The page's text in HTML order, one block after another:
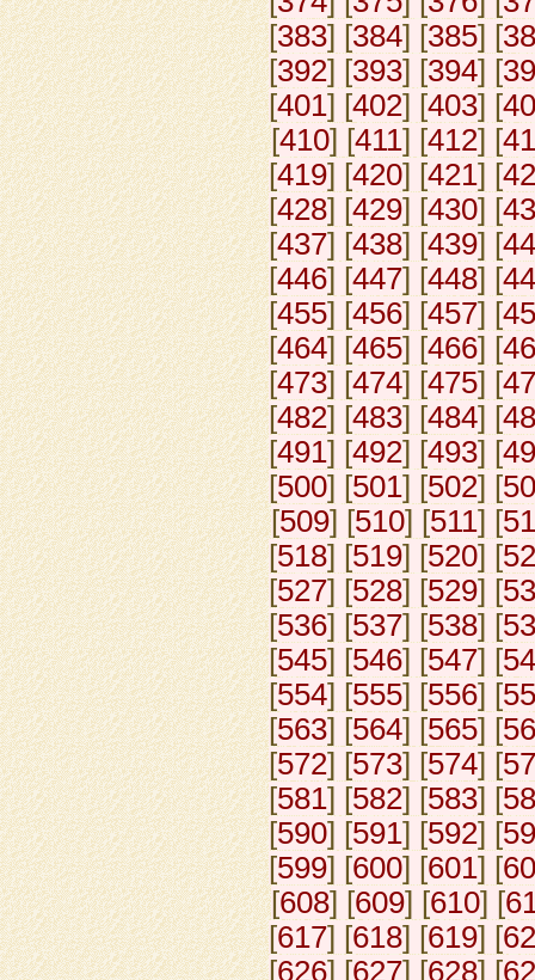
[383] [384] [385] [
[392] [393] [394] [
[401] [402] [403] [
[410] [411] [412] [
[419] [420] [421] [
[428] [429] [430] [
[437] [438] [439] [
[446] [447] [448] [
[455] [456] [457] [
[464] [465] [466] [
[473] [474] [475] [
[482] [483] [484] [
[491] [492] [493] [
[500] [501] [502] [
[509] [510] [511] [
[518] [519] [520] [
[527] [528] [529] [
[536] [537] [538] [
[545] [546] [547] [
[554] [555] [556] [
[563] [564] [565] [
[572] [573] [574] [
[581] [582] [583] [
[590] [591] [592] [
[599] [600] [601] [
[608] [609] [610] [
[617] [618] [619] [
[626] [627] [628] [